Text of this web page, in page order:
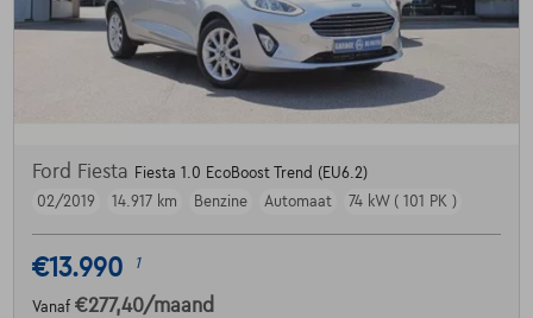
Ford Fiesta Fiesta 1.0 EcoBoost Trend (EU6.2)
02/2019
14.917 km Benzine Automaat 74 kW ( 101 PK )
€13.990 1
Vanaf €277,40/maand